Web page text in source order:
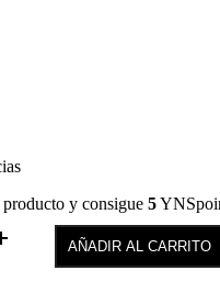
producto y consigue 5
AÑADIR AL CARRITO